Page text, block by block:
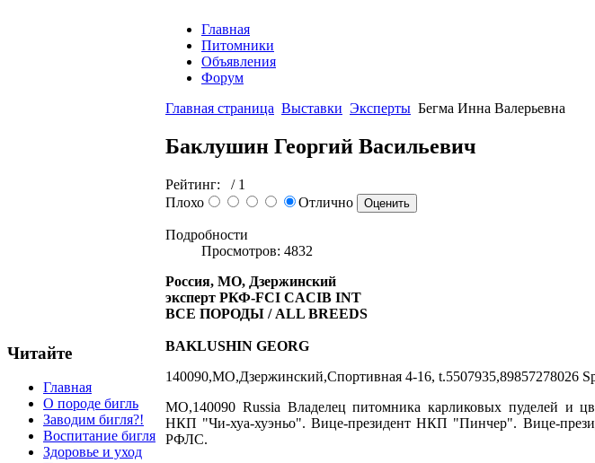
Читайте
Главная
О породе бигль
Заводим бигля?!
Воспитание бигля
Здоровье и уход
Главная
Питомники
Объявления
Форум
Главная страница Выставки Эксперты Бегма Инна Валерьевна
Баклушин Георгий Васильевич
Рейтинг:
/ 1
Плохо
Отлично
Подробности
Просмотров: 4832
Россия, МО, Дзержинский
эксперт РКФ-FCI CACIB INT
ВСЕ ПОРОДЫ / ALL BREEDS
BAKLUSHIN GEORG
140090,МО,Дзержинский,Спортивная 4-16, t.5507935,89857278026
MO,140090 Russia Владелец питомника карликовых пуделей и
НКП "Чи-хуа-хуэньо". Вице-президент НКП "Пинчер". Вице-
РФЛС.